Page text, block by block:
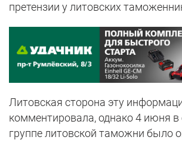
претензии у литовских
Литовская сторона эту
комментировала, однако 4 июня
группе литовской таможни было